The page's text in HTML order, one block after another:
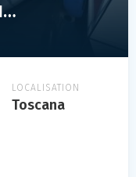
BAVARIA YACHTS BAVARIA 42 CRUISER
LOCALISATION
Toscana